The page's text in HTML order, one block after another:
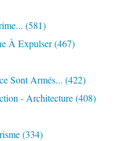
(581)
À Expulser(467)
Sont Armés... (422)
- Architecture(408)
(334)